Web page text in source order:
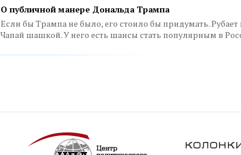
О публичной манере Дональда Трампа
Если бы Трампа не было, его стоило бы придумать. Рубает
Чапай шашкой. У него есть шансы стать популярным в